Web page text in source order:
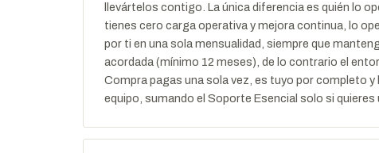
llevártelos contigo. La única diferencia es quién lo
tienes cero carga operativa y mejora continua, lo
por ti en una sola mensualidad, siempre que
acordada (mínimo 12 meses), de lo contrario el
Compra pagas una sola vez, es tuyo por completo
equipo, sumando el Soporte Esencial solo si quieres